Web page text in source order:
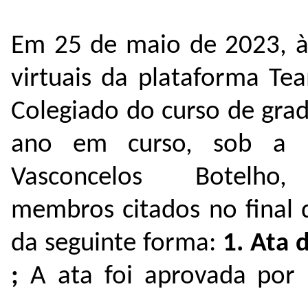
Em 25 de maio de 2023,
virtuais da plataforma
Colegiado do curso de
ano em curso, sob a
Vasconcelos
membros citados no final
da seguinte forma: 1. Ata
; A ata foi aprovada por